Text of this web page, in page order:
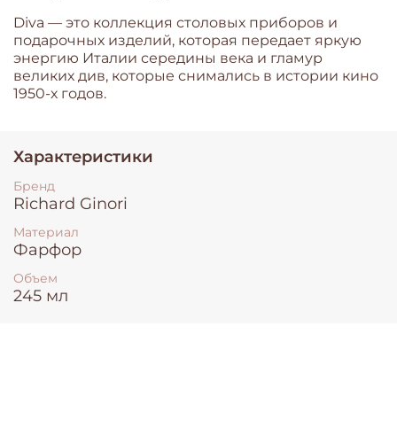
Diva — это коллекция столовых приборов и
подарочных изделий, которая передает яркую
энергию Италии середины века и гламур
великих див, которые снимались в истории кино
1950-х годов.
Характеристики
Бренд
Richard Ginori
Материал
Фарфор
Объем
245 мл